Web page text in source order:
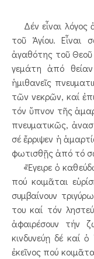
Δέν εἶναι λόγος
τοῦ Ἁγίου. Εἶναι
ἀγαθότης τοῦ
γεμάτη ἀπό
ἡμιθανεῖς
τῶν νεκρῶν, καί
τόν ὕπνον τῆς
πνευματικῶς,
σέ ἔρριψεν ἡ
φωτισθῇς ἀπό τό
«Ἔγειρε ὁ
πού κοιμᾶται
συμβαίνουν
του καί τόν
ἀφαιρέσουν τήν
κινδυνεύῃ δέ καί
ἐκεῖνος πού